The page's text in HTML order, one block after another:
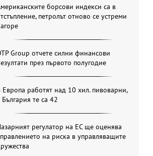
борсови индекси са в
петролът отново се устреми
Group отчете силни финансови
през първото полугодие
Европа работят над 10 хил. пивоварни,
България те са 42
регулатор на ЕС ще оценява
на риска в управляващите